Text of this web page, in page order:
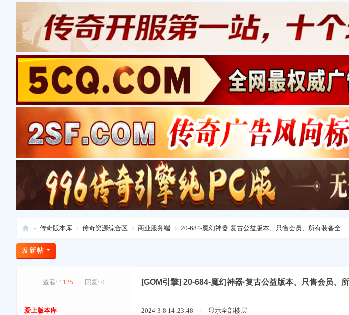
爱
上
» 传奇版本库 › 传奇资源综合区 › 商业服务端 › 20-684-魔幻神器·复古公益版本、只售会员、所有装备全 ...
发新帖
查看: 1125 回复: 0 [GOM引擎] 20-684-魔幻神器·复古公益版本、只售会员、
爱上版本库 2024-3-8 14:23:48 显示全部楼层